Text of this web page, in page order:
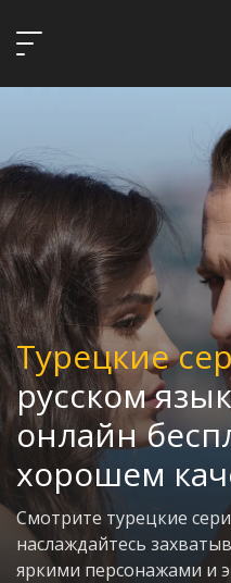
Турецкие
русском
онлайн
хорошем
Смотрите турецкие
наслаждайтесь
яркими персонажами и